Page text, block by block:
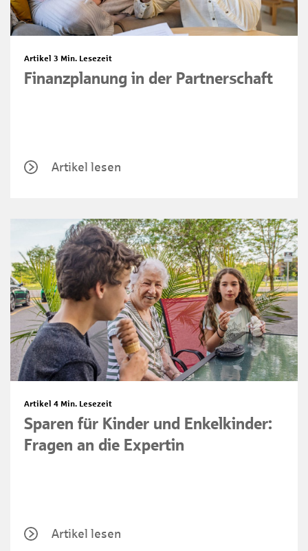
Artikel 3 Min. Lesezeit
Finanzplanung in der Partnerschaft
Artikel lesen
Artikel 4 Min. Lesezeit
Sparen für Kinder und Enkelkinder:
Fragen an die Expertin
Artikel lesen